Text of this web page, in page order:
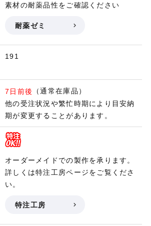
素材の耐薬品性をご確認ください
耐薬ゼミ
191
7日前後
（通常在庫品）
他の受注状況や繁忙時期により目安納
期が変更することがあります。
オーダーメイドでの製作を承ります。
詳しくは特注工房ページをご覧くださ
い。
特注工房